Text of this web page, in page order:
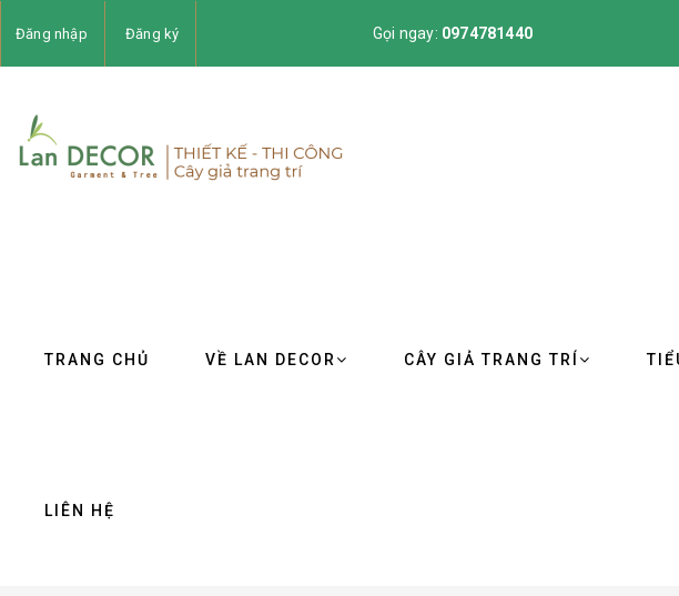
Đăng nhập Đăng ký Gọi ngay: 0974781440
TRANG CHỦ VỀ LAN DECOR CÂY GIẢ TRANG TRÍ
LIÊN HỆ